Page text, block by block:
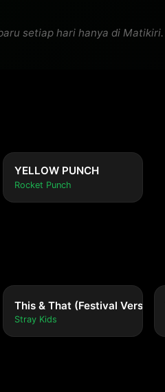
setiap hari hanya di Matikiri.
YELLOW PUNCH
Rocket Punch
This & That (Festival Version)
Stray Kids